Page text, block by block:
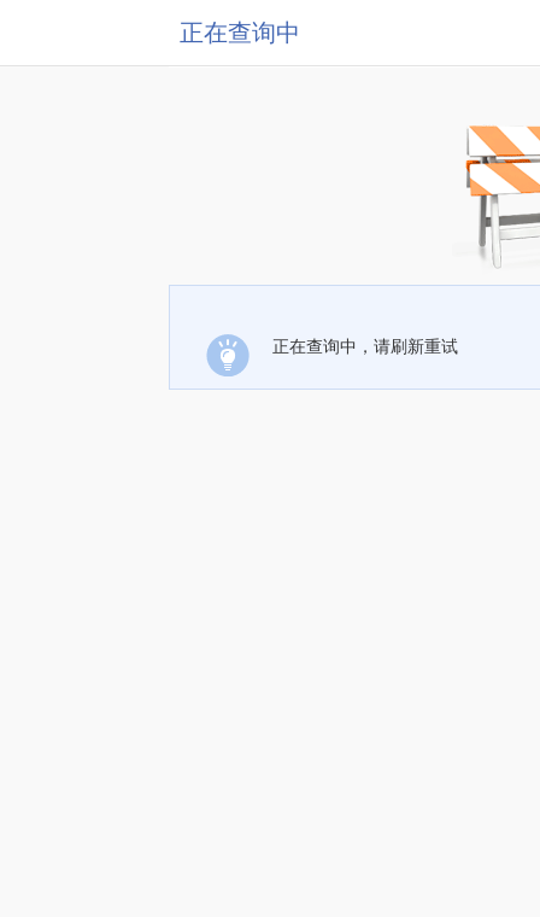
正在查询中
正在查询中，请刷新重试